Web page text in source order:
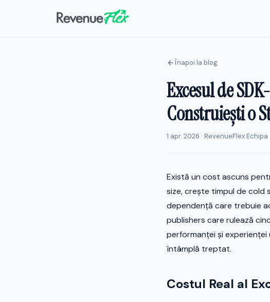
Înapoi la blog
Excesul de
Construiești o
1 apr. 2026 · RevenueFlex Echipa
Există un cost ascuns
size, crește timpul de
dependență care trebuie
publishers care rulează
performanței și
întâmplă treptat.
Costul Real al